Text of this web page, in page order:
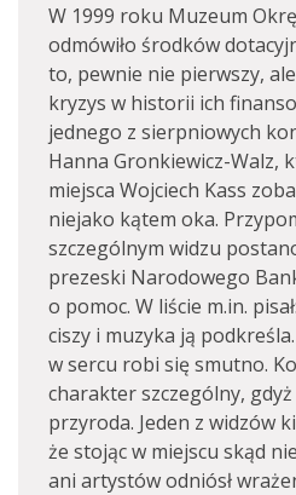
W 1999 roku Muzeum
odmówiło środków
to, pewnie nie pierwszy,
kryzys w historii ich
jednego z sierpniowych
Hanna Gronkiewicz-Walz,
miejsca Wojciech Kass
niejako kątem oka.
szczególnym widzu
prezeski Narodowego
o pomoc. W liście m.in.
ciszy i muzyka ją
w sercu robi się smutno.
charakter szczególny,
przyroda. Jeden z widzów
że stojąc w miejscu skąd
ani artystów odniósł